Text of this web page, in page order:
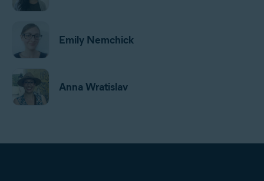
Emily Nemchick
Anna Wratislav